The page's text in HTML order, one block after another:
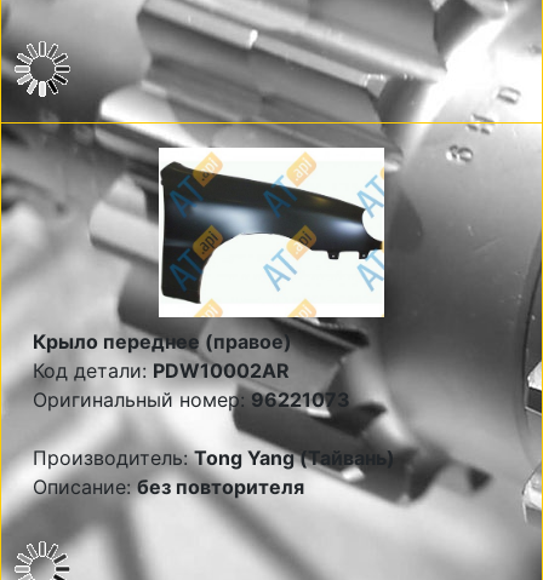
Крыло переднее (правое)
Код детали: PDW10002AR
Оригинальный номер:96221073
Производитель:Tong Yang (Тайвань)
Описание:без повторителя